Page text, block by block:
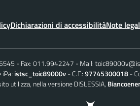
Dichiarazioni di accessibilitàNote
Fax: 011.9942247 Mail:
iPa: istsc_toic89000v C.F.:97745300018
utilizza, nella versione DISLESSIA,